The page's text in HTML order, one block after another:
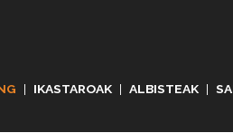
| IKASTAROAK | ALBISTEAK |